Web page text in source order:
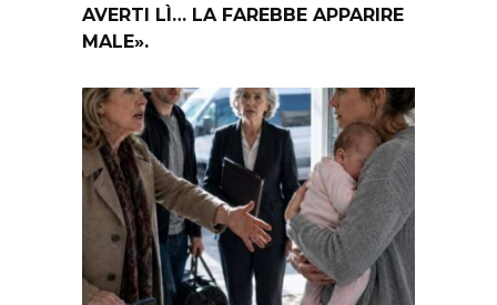
AVERTI LÌ… LA FAREBBE APPARIRE
MALE».